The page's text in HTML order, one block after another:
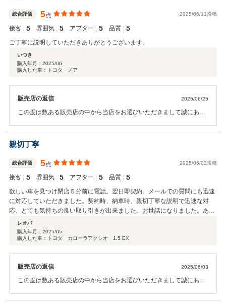
お気軽にご連絡くださいませ。引き続きよろしくお願いいたします。
総合評価 5点 2025/06/11投稿
接客 : 5 雰囲気 : 5 アフター : 5 品質 : 5
ご丁寧に説明していただきありがとうございます。
いつき
購入年月： 2025/06
購入した車：トヨタ ノア
販売店の返信 2025/06/25
この度は数ある販売店の中から当店をお選びいただきまして誠にあり
後のアフターフォローも丁寧に担当させていただきます。引き続きよ
ろしくお願いいたします。
親切丁寧
総合評価 5点 2025/06/02投稿
接客 : 5 雰囲気 : 5 アフター : 5 品質 : 5
欲しい車を見つけ閉店５分前に電話。翌日即契約。メールでの質問にも迅速
に対応していただきました。契約時、納車時、親切丁寧な説明で迅速な対
応、とても気持ちの良い取り引きが出来ました。お世話になりました。あり
がとうございました。
レオパ
購入年月： 2025/05
購入した車：トヨタ カローラアクシオ 1.5 EX
販売店の返信 2025/06/03
この度は数ある販売店の中から当店をお選びいただきまして誠にあり
ます。気持ちよくお取引いただけたとのことで、ありがとうございま